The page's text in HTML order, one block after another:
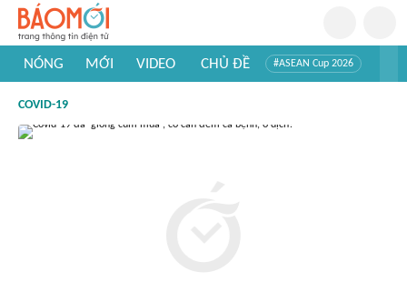
NÓNG MỚI VIDEO CHỦ ĐỀ #ASEAN Cup 2026
#Khám phá thế giới
COVID-19